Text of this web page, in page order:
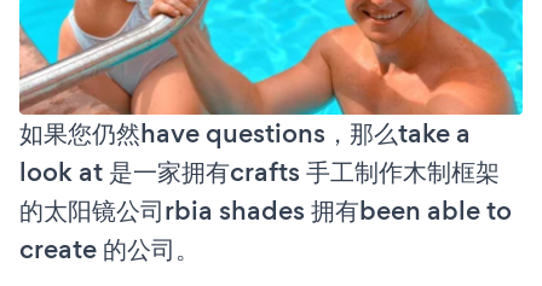
如果您仍然have questions，那么take a
look at 是一家拥有crafts 手工制作木制框架
的太阳镜公司rbia shades 拥有been able to
create 的公司。